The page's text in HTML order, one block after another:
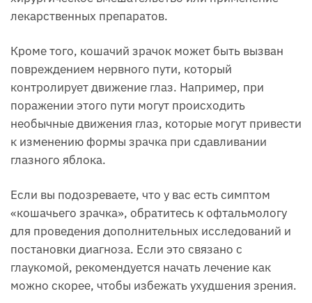
лекарственных препаратов.
Кроме того, кошачий зрачок может быть вызван
повреждением нервного пути, который
контролирует движение глаз. Например, при
поражении этого пути могут происходить
необычные движения глаз, которые могут привести
к изменению формы зрачка при сдавливании
глазного яблока.
Если вы подозреваете, что у вас есть симптом
«кошачьего зрачка», обратитесь к офтальмологу
для проведения дополнительных исследований и
постановки диагноза. Если это связано с
глаукомой, рекомендуется начать лечение как
можно скорее, чтобы избежать ухудшения зрения.